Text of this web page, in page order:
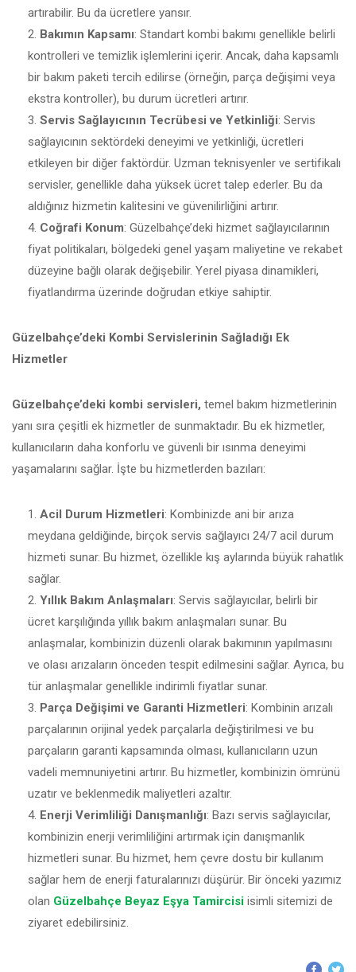
artırabilir. Bu da ücretlere yansır.
Bakımın Kapsamı: Standart kombi bakımı genellikle belirli
kontrolleri ve temizlik işlemlerini içerir. Ancak, daha kapsamlı
bir bakım paketi tercih edilirse (örneğin, parça değişimi veya
ekstra kontroller), bu durum ücretleri artırır.
Servis Sağlayıcının Tecrübesi ve Yetkinliği: Servis
sağlayıcının sektördeki deneyimi ve yetkinliği, ücretleri
etkileyen bir diğer faktördür. Uzman teknisyenler ve sertifikalı
servisler, genellikle daha yüksek ücret talep ederler. Bu da
aldığınız hizmetin kalitesini ve güvenilirliğini artırır.
Coğrafi Konum: Güzelbahçe’deki hizmet sağlayıcılarının
fiyat politikaları, bölgedeki genel yaşam maliyetine ve rekabet
düzeyine bağlı olarak değişebilir. Yerel piyasa dinamikleri,
fiyatlandırma üzerinde doğrudan etkiye sahiptir.
Güzelbahçe’deki Kombi Servislerinin Sağladığı Ek
Hizmetler
Güzelbahçe’deki kombi servisleri, temel bakım hizmetlerinin
yanı sıra çeşitli ek hizmetler de sunmaktadır. Bu ek hizmetler,
kullanıcıların daha konforlu ve güvenli bir ısınma deneyimi
yaşamalarını sağlar. İşte bu hizmetlerden bazıları:
Acil Durum Hizmetleri: Kombinizde ani bir arıza
meydana geldiğinde, birçok servis sağlayıcı 24/7 acil durum
hizmeti sunar. Bu hizmet, özellikle kış aylarında büyük rahatlık
sağlar.
Yıllık Bakım Anlaşmaları: Servis sağlayıcılar, belirli bir
ücret karşılığında yıllık bakım anlaşmaları sunar. Bu
anlaşmalar, kombinizin düzenli olarak bakımının yapılmasını
ve olası arızaların önceden tespit edilmesini sağlar. Ayrıca, bu
tür anlaşmalar genellikle indirimli fiyatlar sunar.
Parça Değişimi ve Garanti Hizmetleri: Kombinin arızalı
parçalarının orijinal yedek parçalarla değiştirilmesi ve bu
parçaların garanti kapsamında olması, kullanıcıların uzun
vadeli memnuniyetini artırır. Bu hizmetler, kombinizin ömrünü
uzatır ve beklenmedik maliyetleri azaltır.
Enerji Verimliliği Danışmanlığı: Bazı servis sağlayıcılar,
kombinizin enerji verimliliğini artırmak için danışmanlık
hizmetleri sunar. Bu hizmet, hem çevre dostu bir kullanım
sağlar hem de enerji faturalarınızı düşürür. Bir önceki yazımız
olan Güzelbahçe Beyaz Eşya Tamircisi isimli sitemizi de
ziyaret edebilirsiniz.